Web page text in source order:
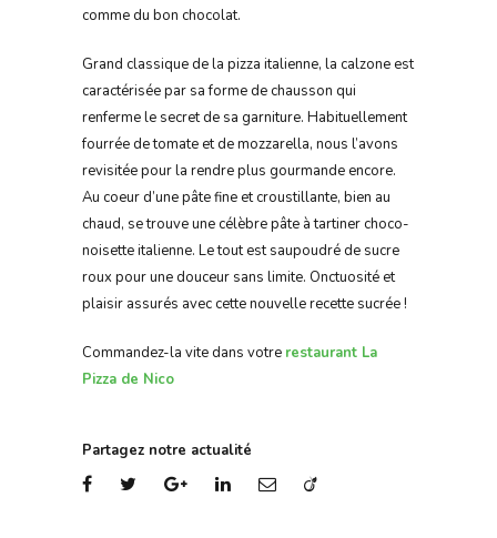
comme du bon chocolat.
Grand classique de la pizza italienne, la calzone est
caractérisée par sa forme de chausson qui
renferme le secret de sa garniture. Habituellement
fourrée de tomate et de mozzarella, nous l’avons
revisitée pour la rendre plus gourmande encore.
Au coeur d’une pâte fine et croustillante, bien au
chaud, se trouve une célèbre pâte à tartiner choco-
noisette italienne. Le tout est saupoudré de sucre
roux pour une douceur sans limite. Onctuosité et
plaisir assurés avec cette nouvelle recette sucrée !
Commandez-la vite dans votre restaurant La
Pizza de Nico
Partagez notre actualité